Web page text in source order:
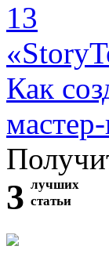
13
Как
3 лучших
статьи